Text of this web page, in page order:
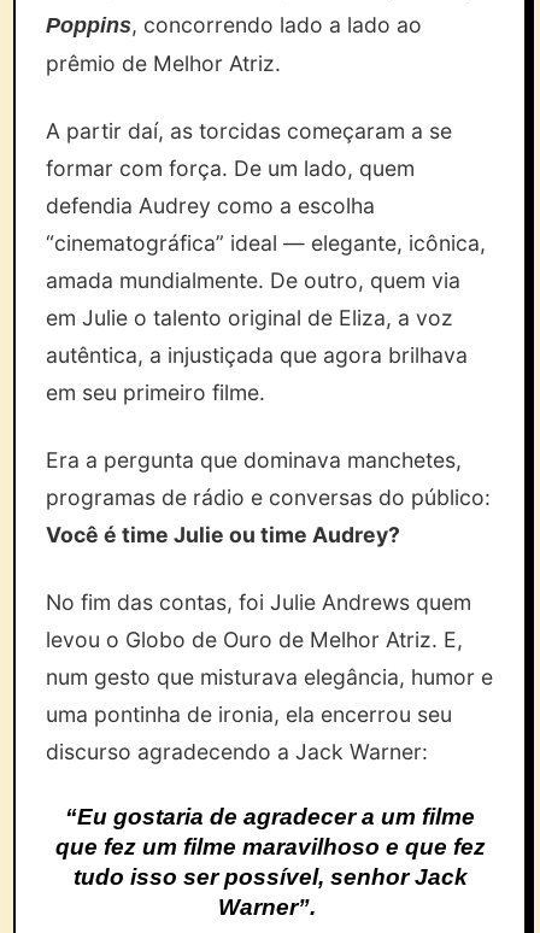
Poppins, concorrendo lado a lado ao
prêmio de Melhor Atriz.
A partir daí, as torcidas começaram a se
formar com força. De um lado, quem
defendia Audrey como a escolha
“cinematográfica” ideal — elegante, icônica,
amada mundialmente. De outro, quem via
em Julie o talento original de Eliza, a voz
autêntica, a injustiçada que agora brilhava
em seu primeiro filme.
Era a pergunta que dominava manchetes,
programas de rádio e conversas do público:
Você é time Julie ou time Audrey?
No fim das contas, foi Julie Andrews quem
levou o Globo de Ouro de Melhor Atriz. E,
num gesto que misturava elegância, humor e
uma pontinha de ironia, ela encerrou seu
discurso agradecendo a Jack Warner:
“Eu gostaria de agradecer a um filme
que fez um filme maravilhoso e que fez
tudo isso ser possível, senhor Jack
Warner”.